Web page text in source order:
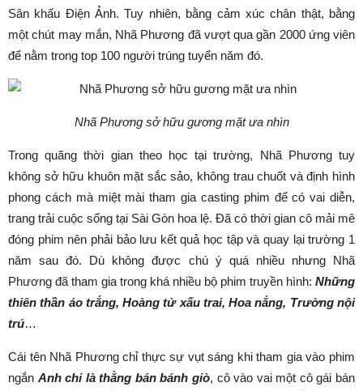
Sân khấu Điện Ảnh. Tuy nhiên, bằng cảm xúc chân thật, bằng
một chút may mắn, Nhã Phương đã vượt qua gần 2000 ứng viên
để nằm trong top 100 người trúng tuyển năm đó.
Nhã Phương sở hữu gương mặt ưa nhìn
Trong quãng thời gian theo học tại trường, Nhã Phương tuy
không sở hữu khuôn mặt sắc sảo, không trau chuốt và định hình
phong cách mà miệt mài tham gia casting phim để có vai diễn,
trang trải cuộc sống tại Sài Gòn hoa lệ. Đã có thời gian cô mải mê
đóng phim nên phải bảo lưu kết quả học tập và quay lại trường 1
năm sau đó. Dù không được chú ý quá nhiều nhưng Nhã
Phương đã tham gia trong khá nhiều bộ phim truyền hình: Những
thiên thần áo trắng, Hoàng tử xấu trai, Hoa nắng, Trường nội
trú…
Cái tên Nhã Phương chỉ thực sự vụt sáng khi tham gia vào phim
ngắn Anh chỉ là thằng bán bánh giò, cô vào vai một cô gái bán